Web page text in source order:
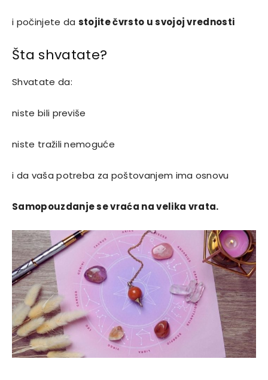
i počinjete da stojite čvrsto u svojoj vrednosti
Šta shvatate?
Shvatate da:
niste bili previše
niste tražili nemoguće
i da vaša potreba za poštovanjem ima osnovu
Samopouzdanje se vraća na velika vrata.